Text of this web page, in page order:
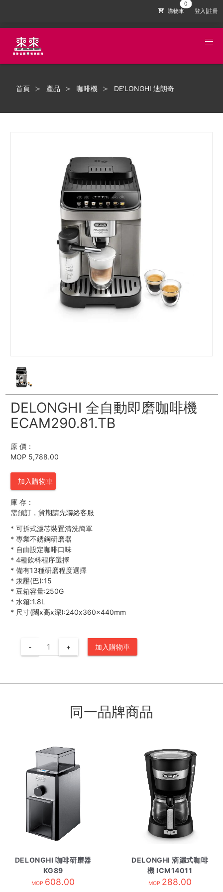
購物車 登入|註冊
首頁 產品 咖啡機 DE'LONGHI 迪朗奇
DELONGHI 全自動即磨咖啡機
ECAM290.81.TB
原 價：
MOP 5,788.00
加入購物車
庫 存：
需預訂，貨期請先聯絡客服
* 可拆式濾芯裝置清洗簡單
* 專業不銹鋼研磨器
* 自由設定咖啡口味
* 4種飲料程序選擇
* 備有13種研磨程度選擇
* 汞壓(巴):15
* 豆箱容量:250G
* 水箱:1.8L
* 尺寸(闊x高x深):240x360x440mm
- + 加入購物車
同一品牌商品
DELONGHI 咖啡研磨器
KG89
MOP 608.00
DELONGHI 滴漏式咖啡
機 ICM14011
MOP 288.00